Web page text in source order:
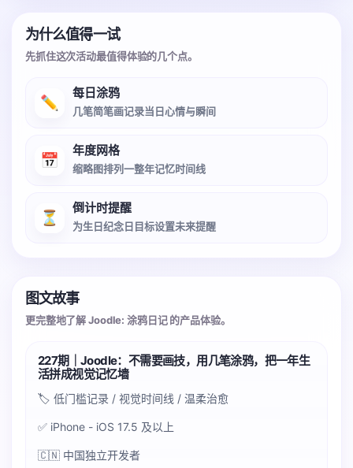
为什么值得一试
先抓住这次活动最值得体验的几个点。
✏️
每日涂鸦
几笔简笔画记录当日心情与瞬间
📅
年度网格
缩略图排列一整年记忆时间线
⏳
倒计时提醒
为生日纪念日目标设置未来提醒
图文故事
更完整地了解 Joodle: 涂鸦日记 的产品体验。
227期｜Joodle：不需要画技，用几笔涂鸦，把一年生
活拼成视觉记忆墙
🏷️ 低门槛记录 / 视觉时间线 / 温柔治愈
✅ iPhone - iOS 17.5 及以上
🇨🇳 中国独立开发者